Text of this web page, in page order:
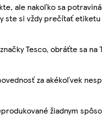
ale nakoľko sa
ste si vždy prečítať
Tesco, obráťte sa na
za akékoľvek
žiadnym